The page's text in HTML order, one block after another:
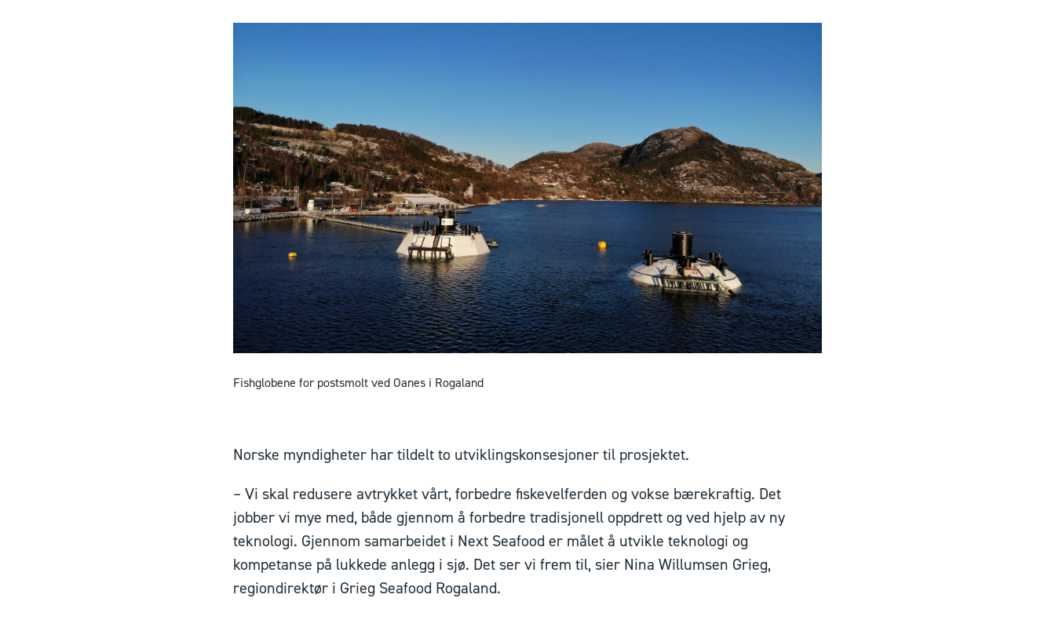
Fishglobene for postsmolt ved Oanes i Rogaland
Norske myndigheter har tildelt to utviklingskonsesjoner til prosjektet.
– Vi skal redusere avtrykket vårt, forbedre fiskevelferden og vokse bærekraftig. Det
jobber vi mye med, både gjennom å forbedre tradisjonell oppdrett og ved hjelp av ny
teknologi. Gjennom samarbeidet i Next Seafood er målet å utvikle teknologi og
kompetanse på lukkede anlegg i sjø. Det ser vi frem til, sier Nina Willumsen Grieg,
regiondirektør i Grieg Seafood Rogaland.